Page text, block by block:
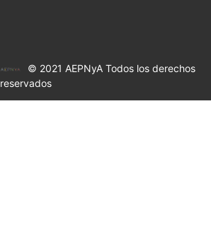
© 2021 AEPNyA Todos los derechos
reservados